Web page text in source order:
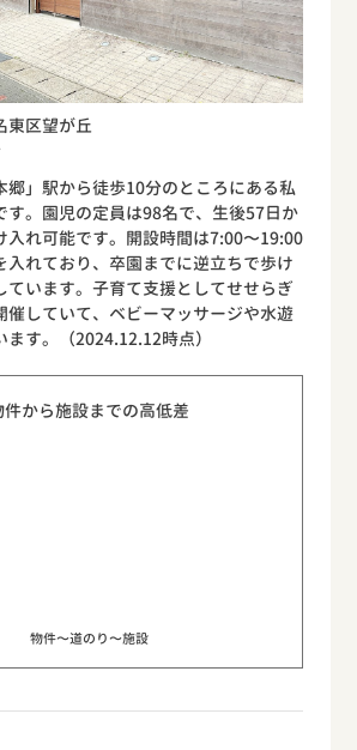
東区望が丘
郷」駅から徒歩10分のところにある私
す。園児の定員は98名で、生後57日か
入れ可能です。開設時間は7:00〜19:00
入れており、卒園までに逆立ちで歩け
ています。子育て支援としてせせらぎ
催していて、ベビーマッサージや水遊
す。（2024.12.12時点）
件から施設までの高低差
物件〜道のり〜施設